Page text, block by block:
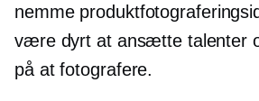
nemme
være dyrt at ansætte talenter
på at fotografere.